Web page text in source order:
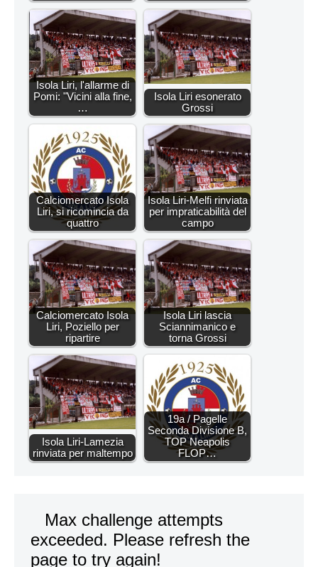
Isola Liri, l'allarme di
Pomi: "Vicini alla fine,
…
Isola Liri esonerato
Grossi
Calciomercato Isola
Liri, si ricomincia da
quattro
Isola Liri-Melfi rinviata
per impraticabilità del
campo
Calciomercato Isola
Liri, Poziello per
ripartire
Isola Liri lascia
Sciannimanico e
torna Grossi
Isola Liri-Lamezia
rinviata per maltempo
19a / Pagelle
Seconda Divisione B,
TOP Neapolis
FLOP…